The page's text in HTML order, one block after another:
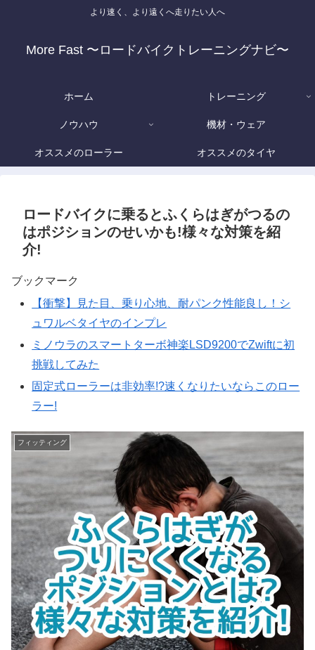
より速く、より遠くへ走りたい人へ
More Fast 〜ロードバイクトレーニングナビ〜
ホーム トレーニング
ノウハウ 機材・ウェア
オススメのローラー オススメのタイヤ
ロードバイクに乗るとふくらはぎがつるの
はポジションのせいかも!様々な対策を紹
介!
ブックマーク
【衝撃】見た目、乗り心地、耐パンク性能良し！シ
ュワルベタイヤのインプレ
ミノウラのスマートターボ神楽LSD9200でZwiftに初
挑戦してみた
固定式ローラーは非効率!?速くなりたいならこのロー
ラー!
フィッティング